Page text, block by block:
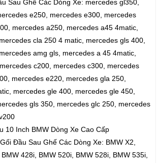
Sau Ghế Các Dòng Xe: mercedes gl350,
e250, mercedes e300, mercedes
mercedes a250, mercedes a45 4matic,
cla 250 4 matic, mercedes gls 400,
amg gls, mercedes a 45 4matic,
c200, mercedes c300, mercedes
mercedes e220, mercedes gla 250,
mercedes gle 400, mercedes gle 450,
gls 350, mercedes glc 250, mercedes
10 Inch BMW Dòng Xe Cao Cấp
Sau Ghế Các Dòng Xe: BMW X2,
428i, BMW 520i, BMW 528i, BMW 535i,